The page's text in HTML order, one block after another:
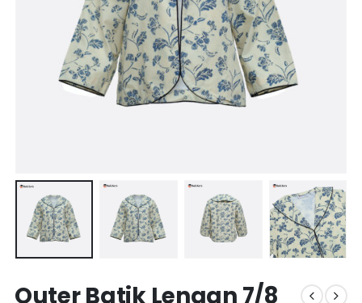
Outer Batik Lengan 7/8